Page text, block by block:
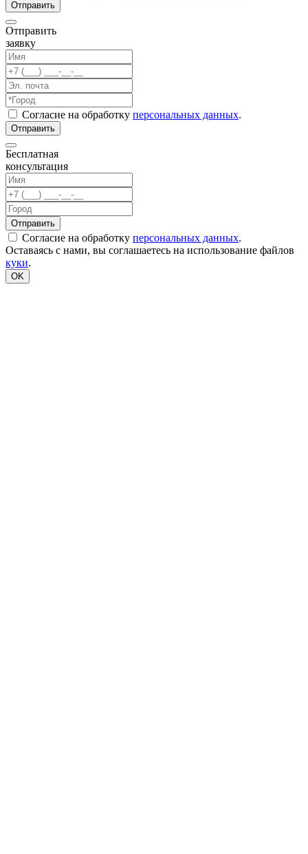
Отправить
заявку
Согласие на обработку персональных данных.
Бесплатная
консультация
Согласие на обработку персональных данных.
Оставаясь с нами, вы соглашаетесь на использование файлов
куки.
OK